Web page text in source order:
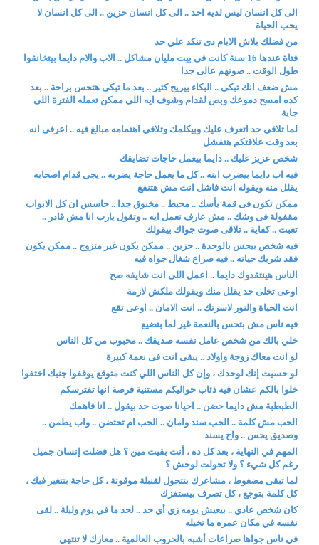
الى كل انسان ليس لديه احد .. الى كل انسان حزين .. الى كل انسان لا
يحب الحياة
من فضلك بلاش الايام دى تنكد علي حد
فتاة عندها 16 سنة كانت فى بيت مليان مشاكل .. الاب والام دايما بيتخانقوا
طول الوقت .. صوتهم عالى جدا
مش ضعف انك تبكى .. البكاء بيريح كتير .. بعد ما تبكى هتحس براحة .. بعد
كده امسح دموعك وبص لقدام وشوف ايه اللى ممكن تعمله الفترة اللى
جاية
لما تلاقى حد اتعرف عليك وبيكلمك وتلاقى اهتمامه مبالغ فيه .. اعرفى انه
بعد وقت علاقتكم هتفشل
شخص عزيز عليك .. دايما بيعمل حاجات تضايقك
فيه اب دايما بيضرب ابنه .. كل ما يعمل حاجة يضربه .. يجى قدام اصحابه
يقلل منه ويقوله انت فاشل انت مش هتنفع
ممكن تكون فى قمة يأسك .. محبط .. مخنوق جدا .. حاسس ان كل الابواب
مقفولة فى وشك .. مش عارف تعمل ايه .. وتقول يارب انا مش قادر ..
تعبت .. كفاية .. تلاقى صوت جواك بيقولك
فيه شخص بيحس بالوحدة .. حزين .. ممكن يكون غير متزوج .. ممكن يكون
فقد شريك حياته .. فيه صراع شغال جواه فيه
الناس هينتقدوك دايما .. اعمل اللى انت شايفه صح
اوعى تخلى حد يقلل منك ويقولك ملكش لازمة
انت الحياة والنور لاسرتك .. انت الامان .. اوعى تقع
فيه ناس مش بتحس بالنعمة غير لما بتضيع
خلي بالك من شخص عامل نفسه صديقك .. محبوب من كل الناس
لو انت معاك زوجة واولاد .. يبقى انت فى نعمة كبيرة
لو حسيت إنك لوحدك ، وإن كل الناس اللي كنت متوقع يوقفوا جنبك اختفوا
خلوا بالكم عشان فيه ذئاب حواليكم مستنية فرصة انها تفترسكم
الطبطبة مش دايما حضن .. احيانا صوت حد بيقول .. انا فاهمك
الحب مش كلمة .. الحب سند وامان .. الحب ام تحتضن .. واب يطمن ..
وصديق يحس .. واخ يسند
المهم في النهاية ، بعد كل ده ، أنت بقيت مين ؟ هل فضلت إنسان جميل
رغم كل شيء ؟ ولا تحولت لوحش ؟
لما تبقى مضغوط ، مشاعرك بتتحول لقنبلة موقوتة ، كل حاجة بتتغير فيك ،
كل كلمة بتوجع ، كل تصرف بيستفزك
كان شخص عادي .. بيعيش يومه زي أي حد .. لحد ما في يوم وليلة .. لقى
نفسه في مكان عمره ما تخيله
في ناس جواها صراعات أشبه بالحروب العالمية .. معارك لا تنتهي